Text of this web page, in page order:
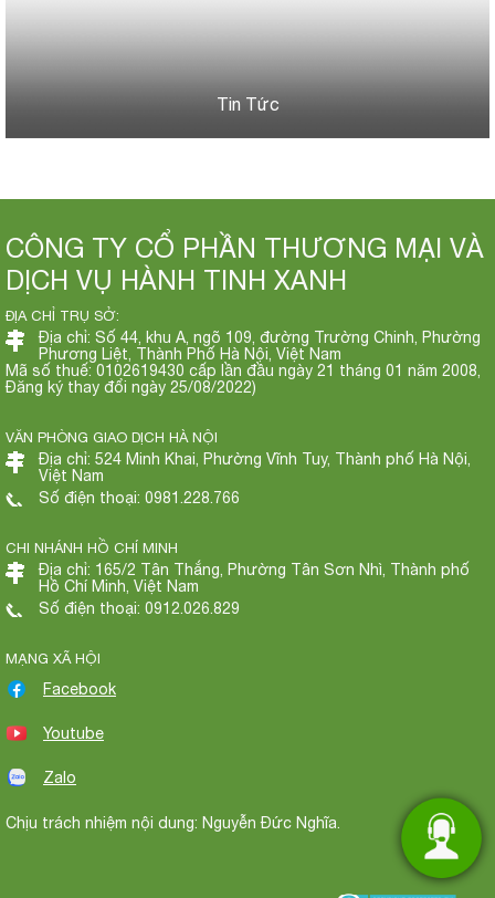
Tin Tức
CÔNG TY CỔ PHẦN THƯƠNG MẠI VÀ
DỊCH VỤ HÀNH TINH XANH
ĐỊA CHỈ TRỤ SỞ:
Địa chỉ: Số 44, khu A, ngõ 109, đường Trường Chinh, Phường
Phương Liệt, Thành Phố Hà Nội, Việt Nam
Mã số thuế: 0102619430 cấp lần đầu ngày 21 tháng 01 năm 2008,
Đăng ký thay đổi ngày 25/08/2022)
VĂN PHÒNG GIAO DỊCH HÀ NỘI
Địa chỉ: 524 Minh Khai, Phường Vĩnh Tuy, Thành phố Hà Nội,
Việt Nam
Số điện thoại: 0981.228.766
CHI NHÁNH HỒ CHÍ MINH
Địa chỉ: 165/2 Tân Thắng, Phường Tân Sơn Nhì, Thành phố
Hồ Chí Minh, Việt Nam
Số điện thoại: 0912.026.829
MẠNG XÃ HỘI
Facebook
Youtube
Zalo
Chịu trách nhiệm nội dung: Nguyễn Đức Nghĩa.